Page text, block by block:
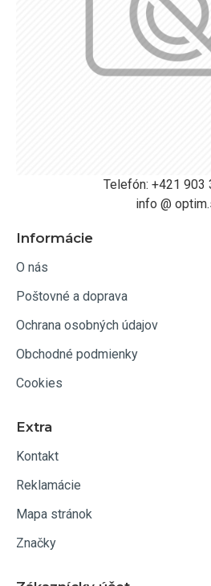
Telefón: +421 903
info @
Informácie
O nás
Poštovné a doprava
Ochrana osobných údajov
Obchodné podmienky
Cookies
Extra
Kontakt
Reklamácie
Mapa stránok
Značky